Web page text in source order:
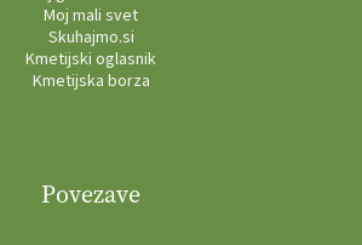
Moj mali svet
Skuhajmo.si
Kmetijski oglasnik
Kmetijska borza
Povezave